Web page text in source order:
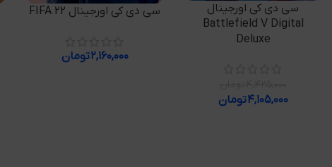
افزودن به سبد خرید
سی دی کی اورجینال
Battlefield V Digital
Deluxe
۴,۱۰۵,۰۰۰تومان
افزودن به سبد خرید
سی دی کی اورجینال FIFA 22
۲,۱۶۰,۰۰۰تومان